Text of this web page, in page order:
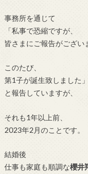
事務所を通じて
「私事で恐縮ですが、
皆さまにご報告がござい
このたび、
第1子が誕生致しました」
と報告していますが、
それも1年以上前、
2023年2月のことです。
結婚後
仕事も家庭も順調な櫻井